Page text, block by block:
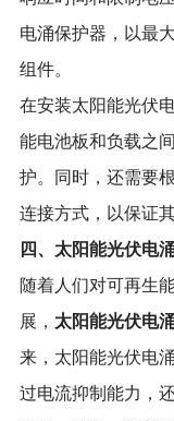
电涌保护器，以最
组件。
在安装太阳能光伏
能电池板和负载之
护。同时，还需要
连接方式，以保证
四、太阳能光伏电
随着人们对可再生
展， 太阳能光伏电
来，太阳能光伏电
过电流抑制能力，